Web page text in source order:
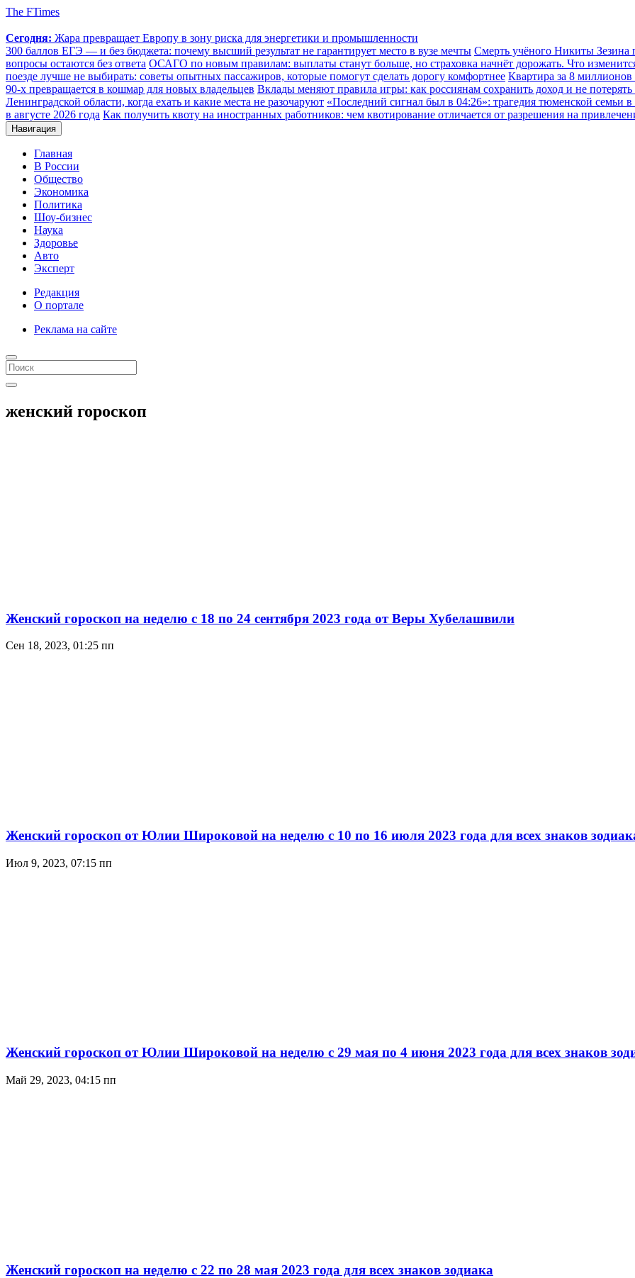
The FTimes
Сегодня: Жара превращает Европу в зону риска для энергетики и промышленности
300 баллов ЕГЭ — и без бюджета: почему высший результат не гарантирует место в вузе мечты Смерть учёного Никиты Зезина
вопросы остаются без ответа ОСАГО по новым правилам: выплаты станут больше, но страховка начнёт дорожать. Что
поезде лучше не выбирать: советы опытных пассажиров, которые помогут сделать дорогу комфортнее Квартира за 8
90-х превращается в кошмар для новых владельцев Вклады меняют правила игры: как россиянам сохранить доход и не потерять
Ленинградской области, когда ехать и какие места не разочаруют «Последний сигнал был в 04:26»: трагедия тюменской семьи
в августе 2026 года Как получить квоту на иностранных работников: чем квотирование отличается от разрешения на
Навигация
Главная
В России
Общество
Экономика
Политика
Шоу-бизнес
Наука
Здоровье
Авто
Эксперт
Редакция
О портале
Реклама на сайте
женский гороскоп
Женский гороскоп на неделю c 18 по 24 сентября 2023 года от Веры Хубелашвили
Сен 18, 2023, 01:25 пп
Женский гороскоп от Юлии Широковой на неделю с 10 по 16 июля 2023 года для всех знаков
Июл 9, 2023, 07:15 пп
Женский гороскоп от Юлии Широковой на неделю с 29 мая по 4 июня 2023 года для всех знаков
Май 29, 2023, 04:15 пп
Женский гороскоп на неделю с 22 по 28 мая 2023 года для всех знаков зодиака